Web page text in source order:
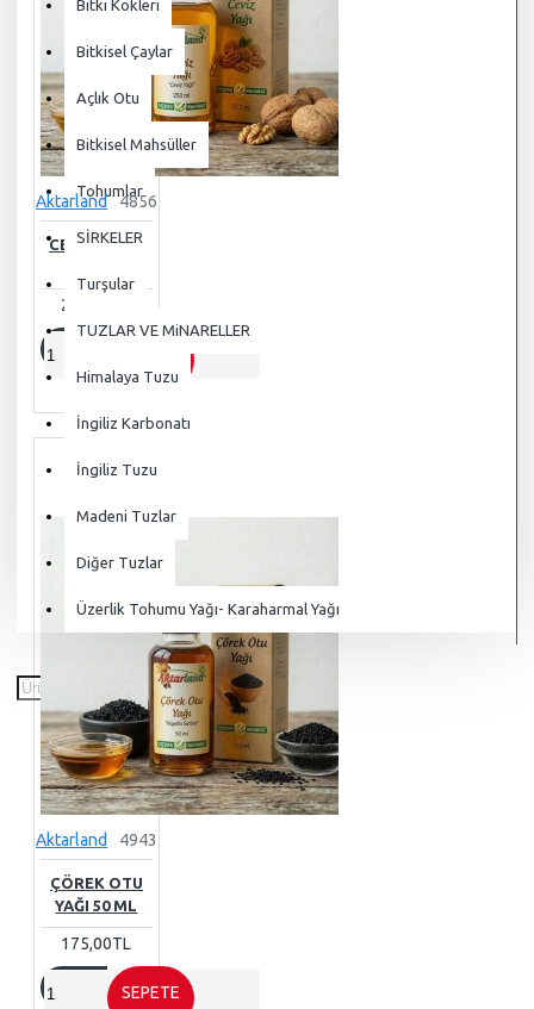
Bitki Kökleri
Bitkisel Çaylar
Açlık Otu
Bitkisel Mahsüller
Tohumlar
SİRKELER
Turşular
TUZLAR VE MiNARELLER
Himalaya Tuzu
İngiliz Karbonatı
İngiliz Tuzu
Madeni Tuzlar
Diğer Tuzlar
Üzerlik Tohumu Yağı- Karaharmal Yağı
yara
iyileştirici
çin tıbbı
çin tıbbı
bitkisi
çörek otu yağı
Aktarland 4856
CEVIZ YAĞI -
275,00TL
EKLE
Aktarland 4943
ÇÖREK OTU
YAĞI 50 ML
175,00TL
SEPETE